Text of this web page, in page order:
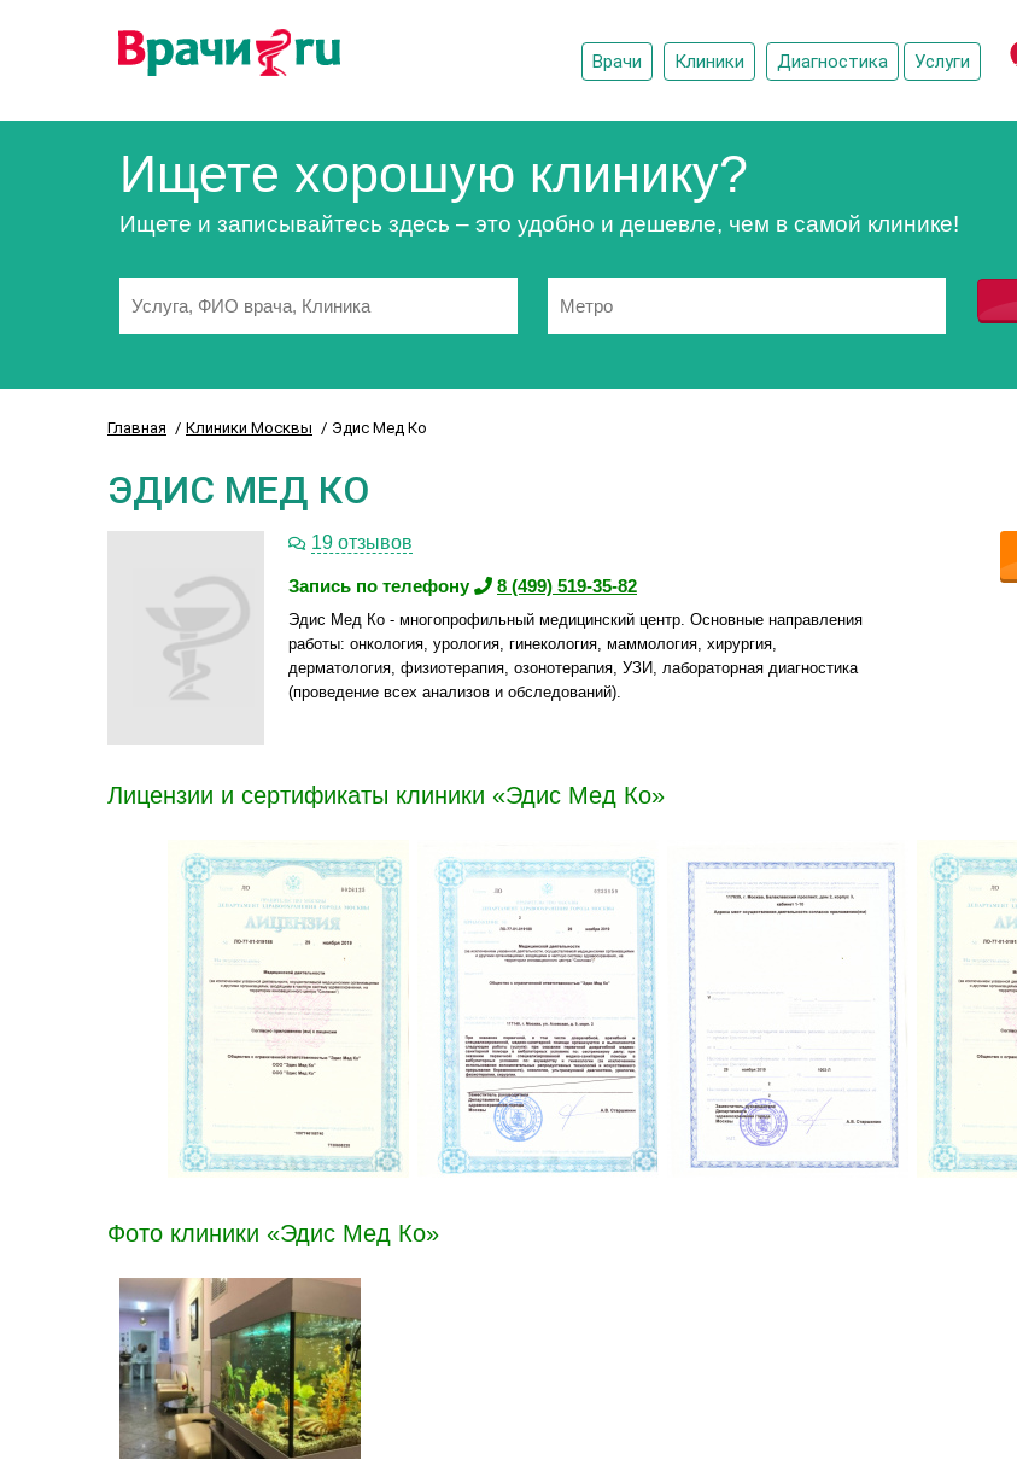
Врачи Клиники Диагностика Услуги
Ищете хорошую клинику?
Ищете и записывайтесь здесь – это удобно и дешевле, чем в самой клинике!
Главная Клиники Москвы Эдис Мед Ко
ЭДИС МЕД КО
19 отзывов
Запись по телефону 8 (499) 519-35-82
Эдис Мед Ко - многопрофильный медицинский центр. Основные направления
работы: онкология, урология, гинекология, маммология, хирургия,
дерматология, физиотерапия, озонотерапия, УЗИ, лабораторная диагностика
(проведение всех анализов и обследований).
Лицензии и сертификаты клиники «Эдис Мед Ко»
Фото клиники «Эдис Мед Ко»